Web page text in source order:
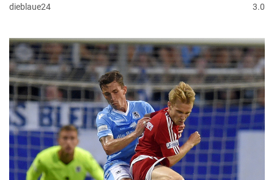
dieblaue24
3.0